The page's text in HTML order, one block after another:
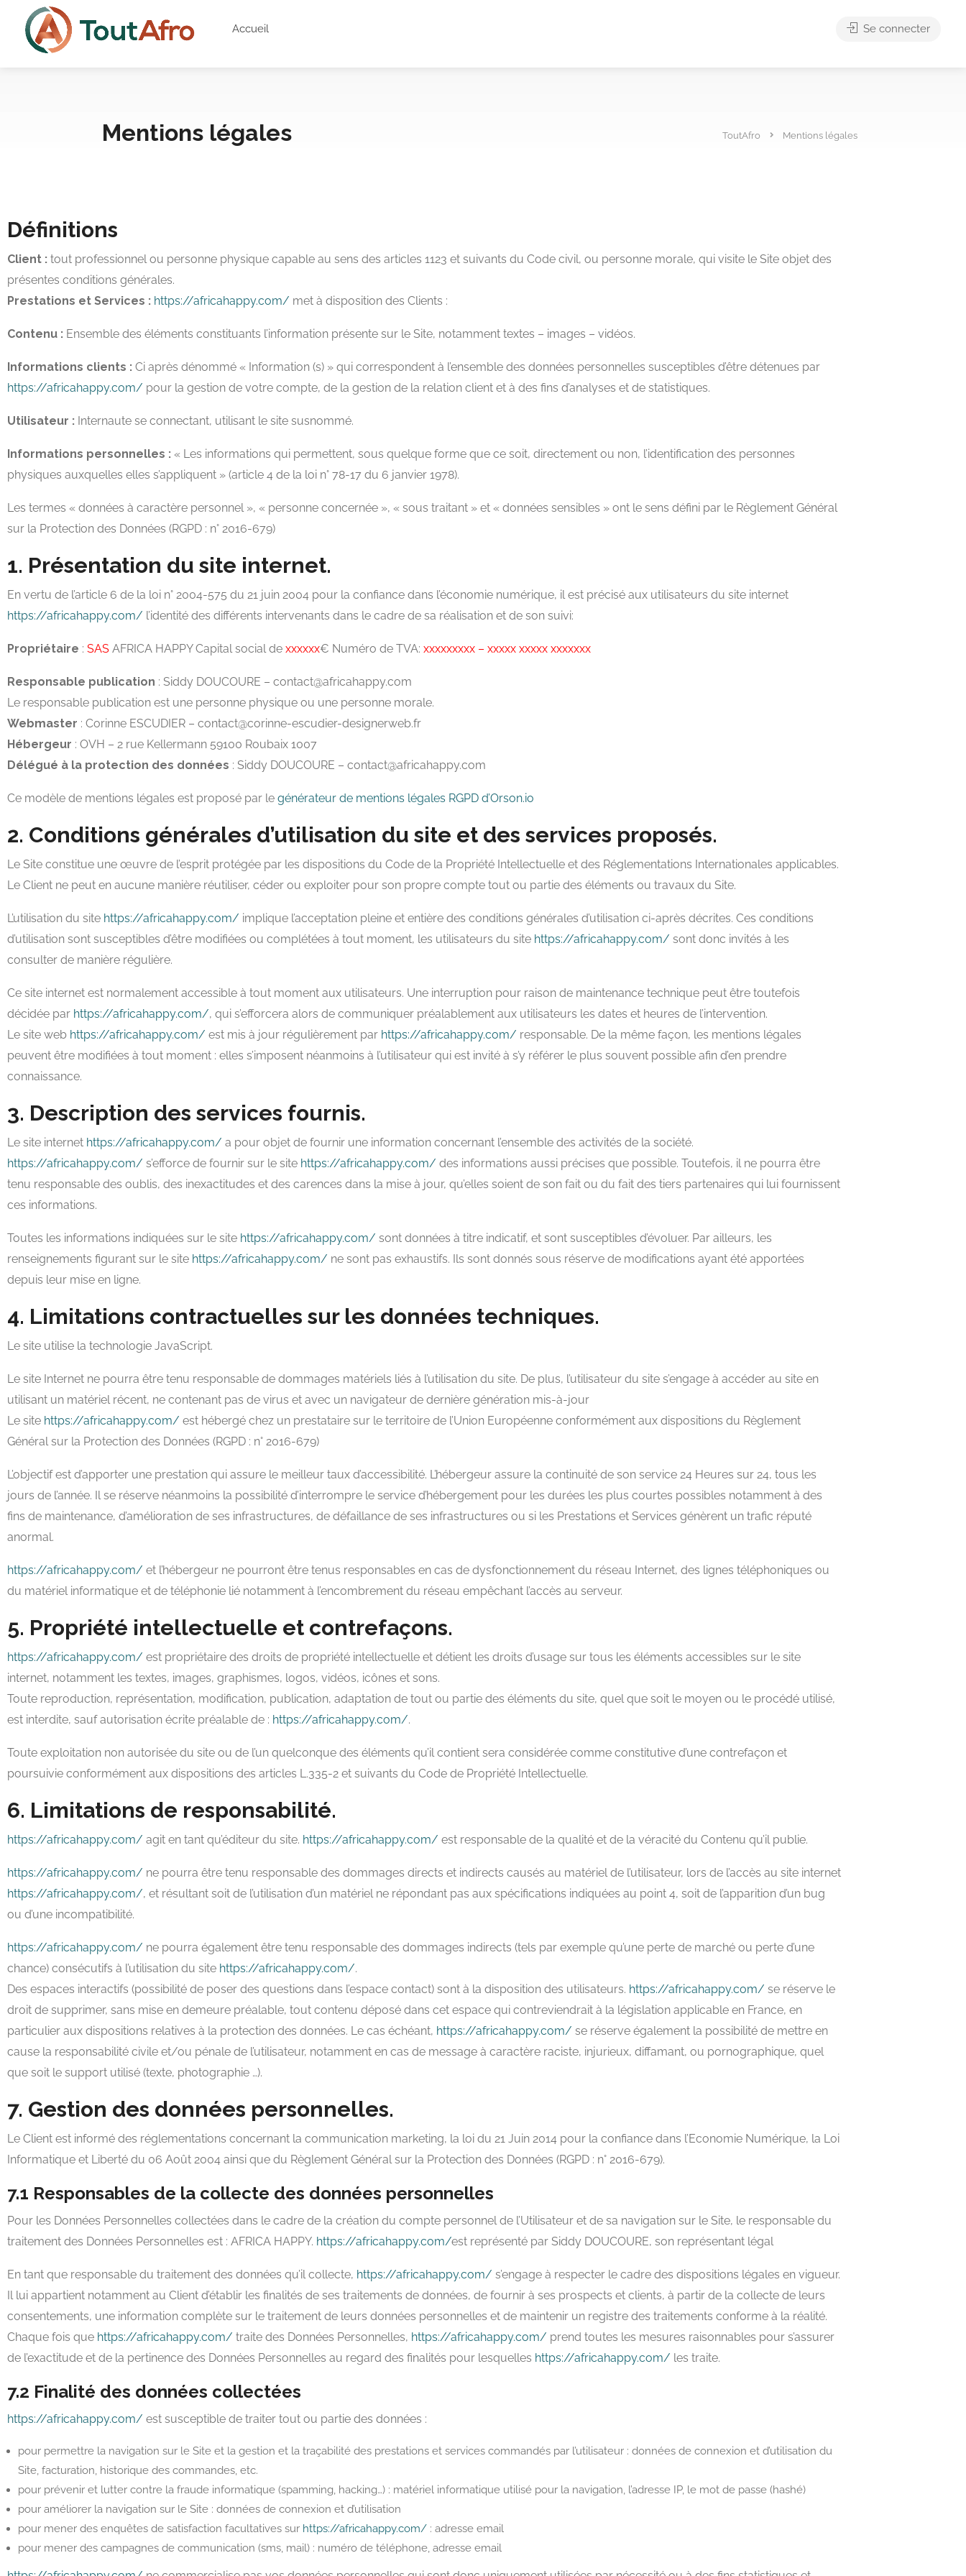
Accueil Se connecter
Mentions légales ToutAfro Mentions légales
Définitions
Client : tout professionnel ou personne physique capable au sens des articles 1123 et suivants du Code civil, ou personne morale, qui visite le Site objet des
présentes conditions générales.
Prestations et Services : https://africahappy.com/ met à disposition des Clients :
Contenu : Ensemble des éléments constituants l’information présente sur le Site, notamment textes – images – vidéos.
Informations clients : Ci après dénommé « Information (s) » qui correspondent à l’ensemble des données personnelles susceptibles d’être détenues par
https://africahappy.com/ pour la gestion de votre compte, de la gestion de la relation client et à des fins d’analyses et de statistiques.
Utilisateur : Internaute se connectant, utilisant le site susnommé.
Informations personnelles : « Les informations qui permettent, sous quelque forme que ce soit, directement ou non, l’identification des personnes
physiques auxquelles elles s’appliquent » (article 4 de la loi n° 78-17 du 6 janvier 1978).
Les termes « données à caractère personnel », « personne concernée », « sous traitant » et « données sensibles » ont le sens défini par le Règlement Général
sur la Protection des Données (RGPD : n° 2016-679)
1. Présentation du site internet.
En vertu de l’article 6 de la loi n° 2004-575 du 21 juin 2004 pour la confiance dans l’économie numérique, il est précisé aux utilisateurs du site internet
https://africahappy.com/ l’identité des différents intervenants dans le cadre de sa réalisation et de son suivi:
Propriétaire : SAS AFRICA HAPPY Capital social de xxxxxx€ Numéro de TVA: xxxxxxxxx – xxxxx xxxxx xxxxxxx
Responsable publication : Siddy DOUCOURE – contact@africahappy.com
Le responsable publication est une personne physique ou une personne morale.
Webmaster : Corinne ESCUDIER – contact@corinne-escudier-designerweb.fr
Hébergeur : OVH – 2 rue Kellermann 59100 Roubaix 1007
Délégué à la protection des données : Siddy DOUCOURE – contact@africahappy.com
Ce modèle de mentions légales est proposé par le générateur de mentions légales RGPD d’Orson.io
2. Conditions générales d’utilisation du site et des services proposés.
Le Site constitue une œuvre de l’esprit protégée par les dispositions du Code de la Propriété Intellectuelle et des Réglementations Internationales applicables.
Le Client ne peut en aucune manière réutiliser, céder ou exploiter pour son propre compte tout ou partie des éléments ou travaux du Site.
L’utilisation du site https://africahappy.com/ implique l’acceptation pleine et entière des conditions générales d’utilisation ci-après décrites. Ces conditions
d’utilisation sont susceptibles d’être modifiées ou complétées à tout moment, les utilisateurs du site https://africahappy.com/ sont donc invités à les
consulter de manière régulière.
Ce site internet est normalement accessible à tout moment aux utilisateurs. Une interruption pour raison de maintenance technique peut être toutefois
décidée par https://africahappy.com/, qui s’efforcera alors de communiquer préalablement aux utilisateurs les dates et heures de l’intervention.
Le site web https://africahappy.com/ est mis à jour régulièrement par https://africahappy.com/ responsable. De la même façon, les mentions légales
peuvent être modifiées à tout moment : elles s’imposent néanmoins à l’utilisateur qui est invité à s’y référer le plus souvent possible afin d’en prendre
connaissance.
3. Description des services fournis.
Le site internet https://africahappy.com/ a pour objet de fournir une information concernant l’ensemble des activités de la société.
https://africahappy.com/ s’efforce de fournir sur le site https://africahappy.com/ des informations aussi précises que possible. Toutefois, il ne pourra être
tenu responsable des oublis, des inexactitudes et des carences dans la mise à jour, qu’elles soient de son fait ou du fait des tiers partenaires qui lui fournissent
ces informations.
Toutes les informations indiquées sur le site https://africahappy.com/ sont données à titre indicatif, et sont susceptibles d’évoluer. Par ailleurs, les
renseignements figurant sur le site https://africahappy.com/ ne sont pas exhaustifs. Ils sont donnés sous réserve de modifications ayant été apportées
depuis leur mise en ligne.
4. Limitations contractuelles sur les données techniques.
Le site utilise la technologie JavaScript.
Le site Internet ne pourra être tenu responsable de dommages matériels liés à l’utilisation du site. De plus, l’utilisateur du site s’engage à accéder au site en
utilisant un matériel récent, ne contenant pas de virus et avec un navigateur de dernière génération mis-à-jour
Le site https://africahappy.com/ est hébergé chez un prestataire sur le territoire de l’Union Européenne conformément aux dispositions du Règlement
Général sur la Protection des Données (RGPD : n° 2016-679)
L’objectif est d’apporter une prestation qui assure le meilleur taux d’accessibilité. L’hébergeur assure la continuité de son service 24 Heures sur 24, tous les
jours de l’année. Il se réserve néanmoins la possibilité d’interrompre le service d’hébergement pour les durées les plus courtes possibles notamment à des
fins de maintenance, d’amélioration de ses infrastructures, de défaillance de ses infrastructures ou si les Prestations et Services génèrent un trafic réputé
anormal.
https://africahappy.com/ et l’hébergeur ne pourront être tenus responsables en cas de dysfonctionnement du réseau Internet, des lignes téléphoniques ou
du matériel informatique et de téléphonie lié notamment à l’encombrement du réseau empêchant l’accès au serveur.
5. Propriété intellectuelle et contrefaçons.
https://africahappy.com/ est propriétaire des droits de propriété intellectuelle et détient les droits d’usage sur tous les éléments accessibles sur le site
internet, notamment les textes, images, graphismes, logos, vidéos, icônes et sons.
Toute reproduction, représentation, modification, publication, adaptation de tout ou partie des éléments du site, quel que soit le moyen ou le procédé utilisé,
est interdite, sauf autorisation écrite préalable de : https://africahappy.com/.
Toute exploitation non autorisée du site ou de l’un quelconque des éléments qu’il contient sera considérée comme constitutive d’une contrefaçon et
poursuivie conformément aux dispositions des articles L.335-2 et suivants du Code de Propriété Intellectuelle.
6. Limitations de responsabilité.
https://africahappy.com/ agit en tant qu’éditeur du site. https://africahappy.com/ est responsable de la qualité et de la véracité du Contenu qu’il publie.
https://africahappy.com/ ne pourra être tenu responsable des dommages directs et indirects causés au matériel de l’utilisateur, lors de l’accès au site internet
https://africahappy.com/, et résultant soit de l’utilisation d’un matériel ne répondant pas aux spécifications indiquées au point 4, soit de l’apparition d’un bug
ou d’une incompatibilité.
https://africahappy.com/ ne pourra également être tenu responsable des dommages indirects (tels par exemple qu’une perte de marché ou perte d’une
chance) consécutifs à l’utilisation du site https://africahappy.com/.
Des espaces interactifs (possibilité de poser des questions dans l’espace contact) sont à la disposition des utilisateurs. https://africahappy.com/ se réserve le
droit de supprimer, sans mise en demeure préalable, tout contenu déposé dans cet espace qui contreviendrait à la législation applicable en France, en
particulier aux dispositions relatives à la protection des données. Le cas échéant, https://africahappy.com/ se réserve également la possibilité de mettre en
cause la responsabilité civile et/ou pénale de l’utilisateur, notamment en cas de message à caractère raciste, injurieux, diffamant, ou pornographique, quel
que soit le support utilisé (texte, photographie …).
7. Gestion des données personnelles.
Le Client est informé des réglementations concernant la communication marketing, la loi du 21 Juin 2014 pour la confiance dans l’Economie Numérique, la Loi
Informatique et Liberté du 06 Août 2004 ainsi que du Règlement Général sur la Protection des Données (RGPD : n° 2016-679).
7.1 Responsables de la collecte des données personnelles
Pour les Données Personnelles collectées dans le cadre de la création du compte personnel de l’Utilisateur et de sa navigation sur le Site, le responsable du
traitement des Données Personnelles est : AFRICA HAPPY. https://africahappy.com/est représenté par Siddy DOUCOURE, son représentant légal
En tant que responsable du traitement des données qu’il collecte, https://africahappy.com/ s’engage à respecter le cadre des dispositions légales en vigueur.
Il lui appartient notamment au Client d’établir les finalités de ses traitements de données, de fournir à ses prospects et clients, à partir de la collecte de leurs
consentements, une information complète sur le traitement de leurs données personnelles et de maintenir un registre des traitements conforme à la réalité.
Chaque fois que https://africahappy.com/ traite des Données Personnelles, https://africahappy.com/ prend toutes les mesures raisonnables pour s’assurer
de l’exactitude et de la pertinence des Données Personnelles au regard des finalités pour lesquelles https://africahappy.com/ les traite.
7.2 Finalité des données collectées
https://africahappy.com/ est susceptible de traiter tout ou partie des données :
pour permettre la navigation sur le Site et la gestion et la traçabilité des prestations et services commandés par l’utilisateur : données de connexion et d’utilisation du
Site, facturation, historique des commandes, etc.
pour prévenir et lutter contre la fraude informatique (spamming, hacking…) : matériel informatique utilisé pour la navigation, l’adresse IP, le mot de passe (hashé)
pour améliorer la navigation sur le Site : données de connexion et d’utilisation
pour mener des enquêtes de satisfaction facultatives sur https://africahappy.com/ : adresse email
pour mener des campagnes de communication (sms, mail) : numéro de téléphone, adresse email